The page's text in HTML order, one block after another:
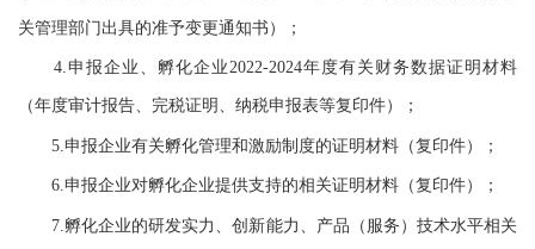
关管理部门出具的准予变更通知书）；
4.申报企业、孵化企业2022-2024年度有关财务数据证明材料
（年度审计报告、完税证明、纳税申报表等复印件）；
5.申报企业有关孵化管理和激励制度的证明材料（复印件）；
6.申报企业对孵化企业提供支持的相关证明材料（复印件）；
7.孵化企业的研发实力、创新能力、产品（服务）技术水平相关